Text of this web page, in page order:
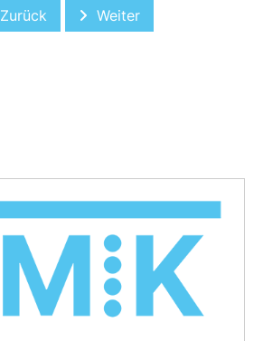
Vorheriger Beitrag: Nachbericht
Zurück Nächster Beitrag:
Weiter